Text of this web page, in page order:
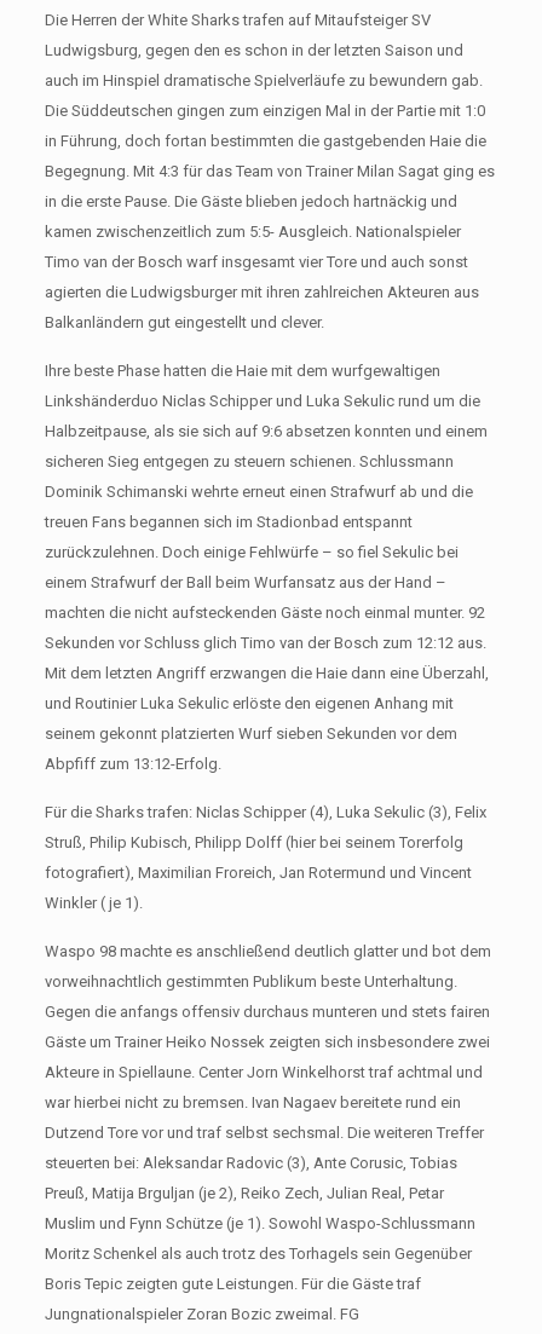
Die Herren der White Sharks trafen auf Mitaufsteiger SV
Ludwigsburg, gegen den es schon in der letzten Saison und
auch im Hinspiel dramatische Spielverläufe zu bewundern gab.
Die Süddeutschen gingen zum einzigen Mal in der Partie mit 1:0
in Führung, doch fortan bestimmten die gastgebenden Haie die
Begegnung. Mit 4:3 für das Team von Trainer Milan Sagat ging es
in die erste Pause. Die Gäste blieben jedoch hartnäckig und
kamen zwischenzeitlich zum 5:5- Ausgleich. Nationalspieler
Timo van der Bosch warf insgesamt vier Tore und auch sonst
agierten die Ludwigsburger mit ihren zahlreichen Akteuren aus
Balkanländern gut eingestellt und clever.
Ihre beste Phase hatten die Haie mit dem wurfgewaltigen
Linkshänderduo Niclas Schipper und Luka Sekulic rund um die
Halbzeitpause, als sie sich auf 9:6 absetzen konnten und einem
sicheren Sieg entgegen zu steuern schienen. Schlussmann
Dominik Schimanski wehrte erneut einen Strafwurf ab und die
treuen Fans begannen sich im Stadionbad entspannt
zurückzulehnen. Doch einige Fehlwürfe – so fiel Sekulic bei
einem Strafwurf der Ball beim Wurfansatz aus der Hand –
machten die nicht aufsteckenden Gäste noch einmal munter. 92
Sekunden vor Schluss glich Timo van der Bosch zum 12:12 aus.
Mit dem letzten Angriff erzwangen die Haie dann eine Überzahl,
und Routinier Luka Sekulic erlöste den eigenen Anhang mit
seinem gekonnt platzierten Wurf sieben Sekunden vor dem
Abpfiff zum 13:12-Erfolg.
Für die Sharks trafen: Niclas Schipper (4), Luka Sekulic (3), Felix
Struß, Philip Kubisch, Philipp Dolff (hier bei seinem Torerfolg
fotografiert), Maximilian Froreich, Jan Rotermund und Vincent
Winkler ( je 1).
Waspo 98 machte es anschließend deutlich glatter und bot dem
vorweihnachtlich gestimmten Publikum beste Unterhaltung.
Gegen die anfangs offensiv durchaus munteren und stets fairen
Gäste um Trainer Heiko Nossek zeigten sich insbesondere zwei
Akteure in Spiellaune. Center Jorn Winkelhorst traf achtmal und
war hierbei nicht zu bremsen. Ivan Nagaev bereitete rund ein
Dutzend Tore vor und traf selbst sechsmal. Die weiteren Treffer
steuerten bei: Aleksandar Radovic (3), Ante Corusic, Tobias
Preuß, Matija Brguljan (je 2), Reiko Zech, Julian Real, Petar
Muslim und Fynn Schütze (je 1). Sowohl Waspo-Schlussmann
Moritz Schenkel als auch trotz des Torhagels sein Gegenüber
Boris Tepic zeigten gute Leistungen. Für die Gäste traf
Jungnationalspieler Zoran Bozic zweimal. FG